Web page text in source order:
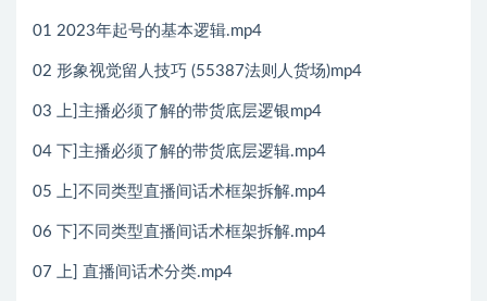
01 2023年起号的基本逻辑.mp4
02 形象视觉留人技巧 (55387法则人货场)mp4
03 上]主播必须了解的带货底层逻银mp4
04 下]主播必须了解的带货底层逻辑.mp4
05 上]不同类型直播间话术框架拆解.mp4
06 下]不同类型直播间话术框架拆解.mp4
07 上] 直播间话术分类.mp4